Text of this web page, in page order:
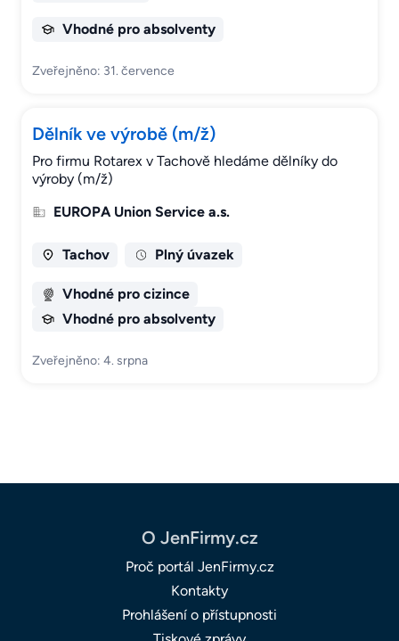
Vhodné pro absolventy
Zveřejněno: 31. července
Dělník ve výrobě (m/ž)
Pro firmu Rotarex v Tachově hledáme dělníky do
výroby (m/ž)
EUROPA Union Service a.s.
Tachov Plný úvazek
Vhodné pro cizince
Vhodné pro absolventy
Zveřejněno: 4. srpna
O JenFirmy.cz
Proč portál JenFirmy.cz
Kontakty
Prohlášení o přístupnosti